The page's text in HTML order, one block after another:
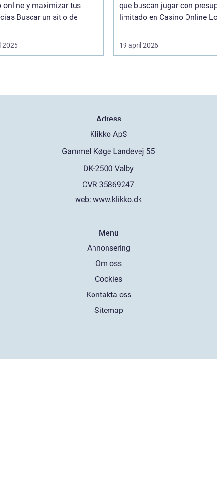
online y maximizar tus
un sitio de
2026
que buscan jugar con
limitado
19 april 2026
Adress
web: www.klikko.dk
Menu
Annonsering
Om oss
Cookies
Kontakta oss
Sitemap